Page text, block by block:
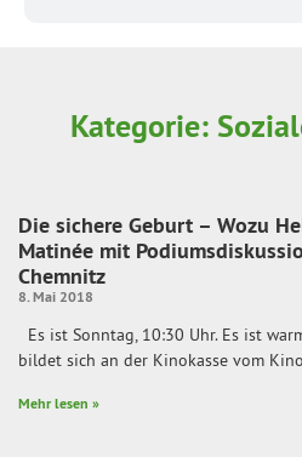
Kategorie:
Die sichere Geburt – Wozu
Matinée mit
Chemnitz
8. Mai 2018
Es ist Sonntag, 10:30 Uhr. Es ist
bildet sich an der Kinokasse vom Kino
Mehr lesen »